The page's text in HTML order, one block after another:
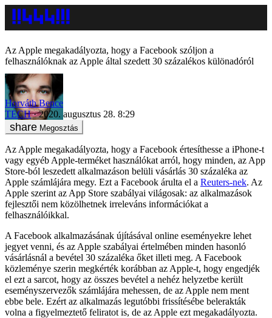
Az Apple megakadályozta, hogy a Facebook szóljon a
felhasználóknak az Apple által szedett 30 százalékos különadóról
Horváth Bence
TECH
2020. augusztus 28. 8:29
Megosztás
Az Apple megakadályozta, hogy a Facebook értesíthesse a iPhone-t
vagy egyéb Apple-terméket használókat arról, hogy minden, az App
Store-ból leszedett alkalmazáson belüli vásárlás 30 százaléka az
Apple számlájára megy. Ezt a Facebook árulta el a Reuters-nek. Az
Apple szerint az App Store szabályai világosak: az alkalmazások
fejlesztői nem közölhetnek irreleváns információkat a
felhasználóikkal.
A Facebook alkalmazásának újításával online eseményekre lehet
jegyet venni, és az Apple szabályai értelmében minden hasonló
vásárlásnál a bevétel 30 százaléka őket illeti meg. A Facebook
közleménye szerin megkérték korábban az Apple-t, hogy engedjék
el ezt a sarcot, hogy az összes bevétel a nehéz helyzetbe került
eseményszervezők számlájára mehessen, de az Apple nem ment
ebbe bele. Ezért az alkalmazás legutóbbi frissítésébe belerakták
volna a figyelmeztető feliratot is, de az Apple ezt megakadályozta.